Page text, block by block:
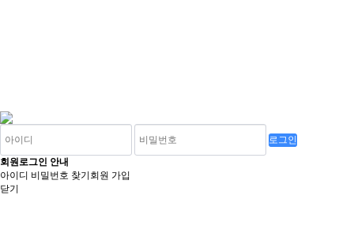
회원로그인 안내
아이디 비밀번호 찾기 회원 가입
닫기